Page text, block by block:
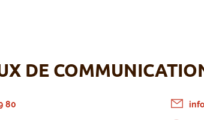
DE
80